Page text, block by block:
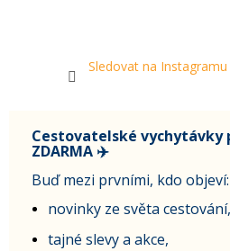
Sledovat na Instagramu
Cestovatelské vychytávky
ZDARMA ✈️
Buď mezi prvními, kdo objeví:
novinky ze světa cestování,
tajné slevy a akce,